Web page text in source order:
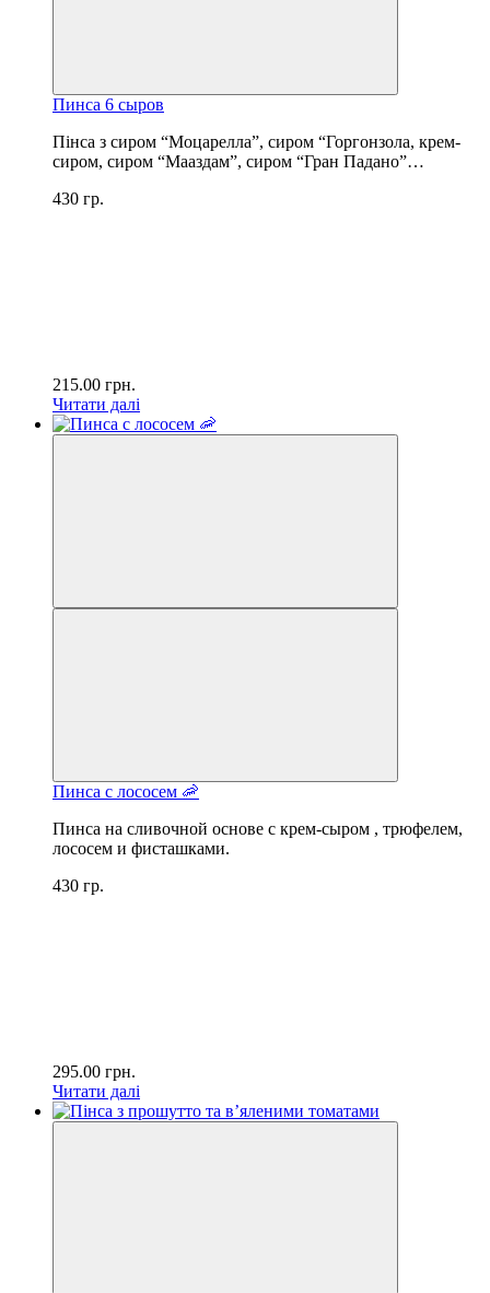
Пинса 6 сыров
Пінса з сиром “Моцарелла”, сиром “Горгонзола, крем-
сиром, сиром “Мааздам”, сиром “Гран Падано”…
430 гр.
215.00 грн.
Читати далі
Пинса с лососем 🦐
Пинса на сливочной основе с крем-сыром , трюфелем,
лососем и фисташками.
430 гр.
295.00 грн.
Читати далі